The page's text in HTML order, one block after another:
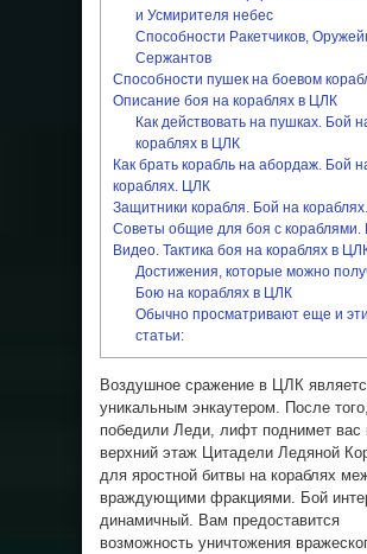
и Усмирителя небес
Способности Ракетчиков,
Сержантов
Способности пушек на боевом
Описание боя на кораблях в ЦЛК
Как действовать на пушках. Бой
кораблях в ЦЛК
Как брать корабль на абордаж. Бой
кораблях. ЦЛК
Защитники корабля. Бой на
Советы общие для боя с кораблями.
Видео. Тактика боя на кораблях в
Достижения, которые можно
Бою на кораблях в ЦЛК
Обычно просматривают еще и эти
статьи:
Воздушное сражение в ЦЛК
уникальным энкаутером. После
победили Леди, лифт поднимет вас
верхний этаж Цитадели Ледяной
для яростной битвы на кораблях
враждующими фракциями. Бой
динамичный. Вам предоставится
возможность уничтожения